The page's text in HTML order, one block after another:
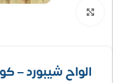
الواح شيبورد – كود